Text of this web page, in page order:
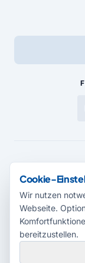
Cookie-
Wir nutzen
Webseite.
bereitzustellen.